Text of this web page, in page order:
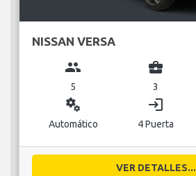
NISSAN VERSA
group
5
business_center
3
miscellaneous_services
Automático
login
4 Puerta
VER DETALLES...